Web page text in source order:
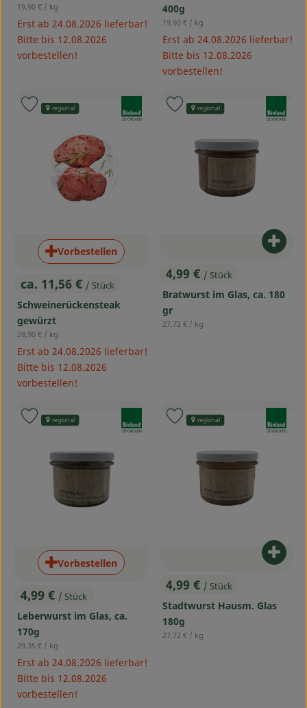
, Referenzpreis:
19,90 € / kg
Erst ab 24.08.2026 lieferbar!
Bitte bis 12.08.2026
vorbestellen!
400g
, Referenzpreis:
19,90 € / kg
Erst ab 24.08.2026 lieferbar!
Bitte bis 12.08.2026
vorbestellen!
, Preis:
ca. 11,56 € / Stück
Schweinerückensteak
gewürzt
, Referenzpreis:
28,90 € / kg
Erst ab 24.08.2026 lieferbar!
Bitte bis 12.08.2026
vorbestellen!
Vorbestellen
, Kontrollstelle:
DE-ÖKO-006
regional
Produkt zu Favouriten hinzufügen
, Preis:
4,99 € / Stück
Bratwurst im Glas, ca. 180
gr
, Referenzpreis:
27,72 € / kg
, Kontrollstelle:
DE-ÖKO-006
regional
Produkt zu Favouriten
, Preis:
4,99 € / Stück
Leberwurst im Glas, ca.
170g
, Referenzpreis:
29,35 € / kg
Erst ab 24.08.2026 lieferbar!
Bitte bis 12.08.2026
vorbestellen!
Vorbestellen
, Kontrollstelle:
DE-ÖKO-006
regional
Produkt zu Favouriten hinzufügen
, Preis:
4,99 € / Stück
Stadtwurst Hausm. Glas
180g
, Referenzpreis:
27,72 € / kg
, Kontrollstelle:
DE-ÖKO-006
regional
Produkt zu Favouriten